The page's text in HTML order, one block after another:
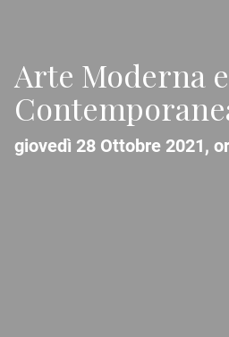
Arte Moderna e
giovedì 28 Ottobre 2021,